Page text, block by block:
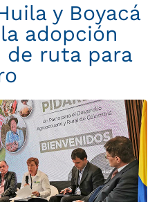
y Boyacá
adopción
de ruta para